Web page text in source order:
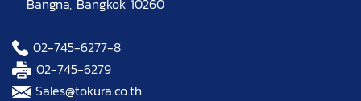
02-745-6277-8
02-745-6279
Sales@tokura.co.th